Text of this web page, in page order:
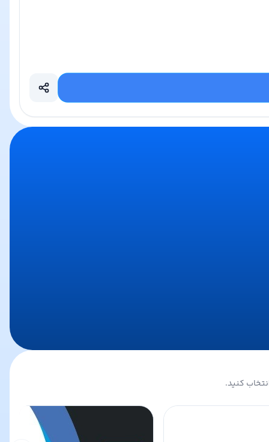
کنید.